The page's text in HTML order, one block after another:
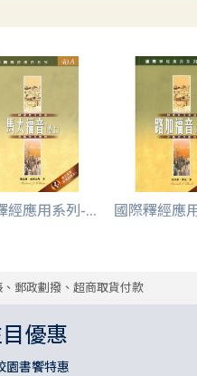
經應用系列-... 國際釋經應
郵政劃撥、超商取貨付款
優惠
園書饗特惠